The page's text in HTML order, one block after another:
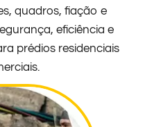
quadros, fiação e
eficiência e
prédios residenciais